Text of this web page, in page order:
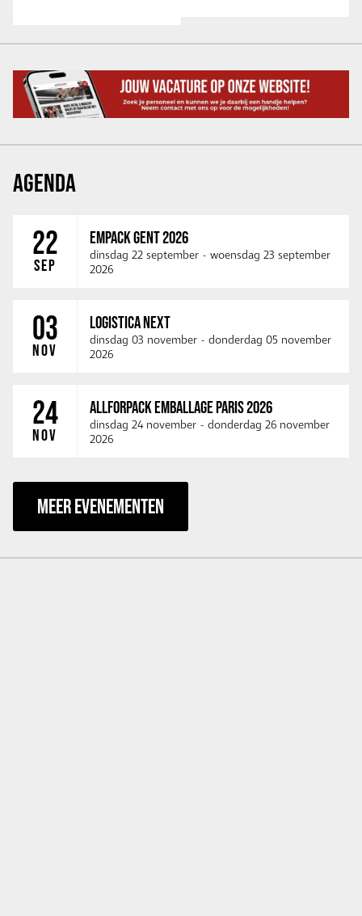
AGENDA
22
SEP
EMPACK GENT 2026
dinsdag 22 september - woensdag 23 september
2026
03
NOV
LOGISTICA NEXT
dinsdag 03 november - donderdag 05 november
2026
24
NOV
ALLFORPACK EMBALLAGE PARIS 2026
dinsdag 24 november - donderdag 26 november
2026
MEER EVENEMENTEN